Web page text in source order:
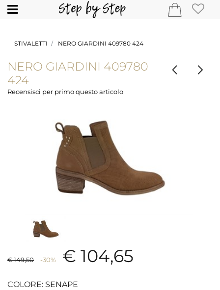
Open
STIVALETTI NERO GIARDINI 409780 424
NERO GIARDINI 409780
424
Recensisci per primo questo articolo
€ 149,50 -30% € 104,65
COLORE: SENAPE